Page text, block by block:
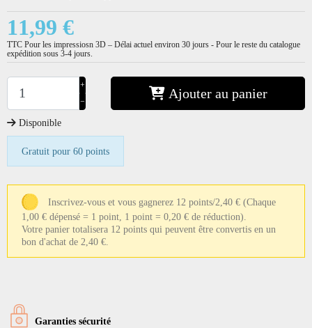
11,99 €
TTC Pour les impressiosn 3D – Délai actuel environ 30 jours - Pour le reste du catalogue
expédition sous 3-4 jours.
+
−
Ajouter au panier
Disponible
Gratuit pour 60 points
Inscrivez-vous et vous gagnerez 12 points/2,40 € (Chaque
1,00 € dépensé = 1 point, 1 point = 0,20 € de réduction).
Votre panier totalisera 12 points qui peuvent être convertis en un
bon d'achat de 2,40 €.
Garanties sécurité